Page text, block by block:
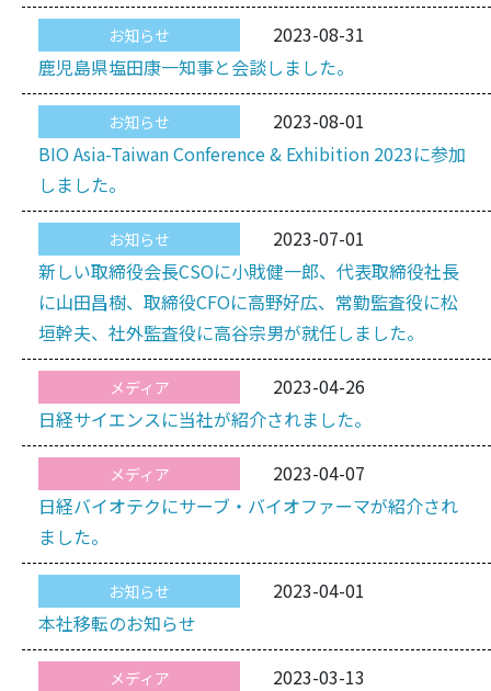
お知らせ
2023-08-31
鹿児島県塩田康一知事と会談しました。
お知らせ
2023-08-01
BIO Asia-Taiwan Conference & Exhibition 2023に参加
しました。
お知らせ
2023-07-01
新しい取締役会長CSOに小戝健一郎、代表取締役社長
に山田昌樹、取締役CFOに高野好広、常勤監査役に松
垣幹夫、社外監査役に高谷宗男が就任しました。
メディア
2023-04-26
日経サイエンスに当社が紹介されました。
メディア
2023-04-07
日経バイオテクにサーブ・バイオファーマが紹介され
ました。
お知らせ
2023-04-01
本社移転のお知らせ
メディア
2023-03-13